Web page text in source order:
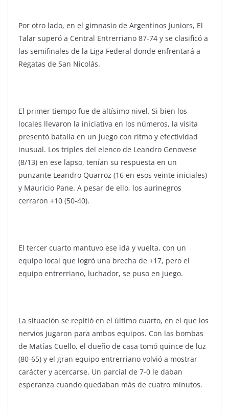
Por otro lado, en el gimnasio de Argentinos Juniors, El
Talar superó a Central Entrerriano 87-74 y se clasificó a
las semifinales de la Liga Federal donde enfrentará a
Regatas de San Nicolás.
El primer tiempo fue de altísimo nivel. Si bien los
locales llevaron la iniciativa en los números, la visita
presentó batalla en un juego con ritmo y efectividad
inusual. Los triples del elenco de Leandro Genovese
(8/13) en ese lapso, tenían su respuesta en un
punzante Leandro Quarroz (16 en esos veinte iniciales)
y Mauricio Pane. A pesar de ello, los aurinegros
cerraron +10 (50-40).
El tercer cuarto mantuvo ese ida y vuelta, con un
equipo local que logró una brecha de +17, pero el
equipo entrerriano, luchador, se puso en juego.
La situación se repitió en el último cuarto, en el que los
nervios jugaron para ambos equipos. Con las bombas
de Matías Cuello, el dueño de casa tomó quince de luz
(80-65) y el gran equipo entrerriano volvió a mostrar
carácter y acercarse. Un parcial de 7-0 le daban
esperanza cuando quedaban más de cuatro minutos.